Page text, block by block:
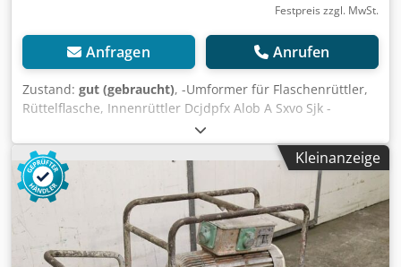
Festpreis zzgl. MwSt.
Anfragen Anrufen
Zustand: gut (gebraucht), -Umformer für Flaschenrüttler,
Rüttelflasche, Innenrüttler Dcjdpfx Alob A Sxvo Sjk -
Frequenzumrichter -Kabellänge: ca. 6m -Gewicht: 150 kg
Kleinanzeige